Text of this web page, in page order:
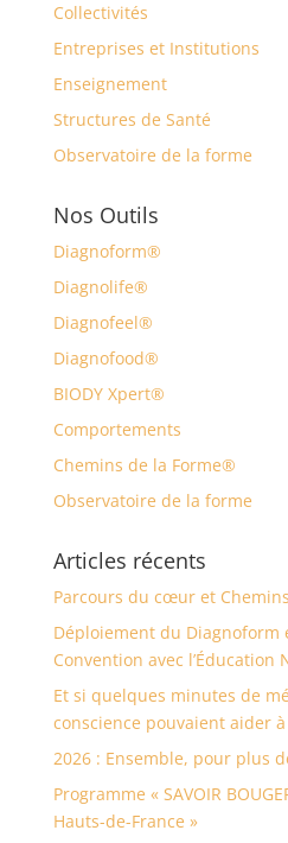
Collectivités
Entreprises et Institutions
Enseignement
Structures de Santé
Observatoire de la forme
Nos Outils
Diagnoform®
Diagnolife®
Diagnofeel®
Diagnofood®
BIODY Xpert®
Comportements
Chemins de la Forme®
Observatoire de la forme
Articles récents
Parcours du cœur et
Déploiement du Diagnoform
Convention avec l’Éducation
Et si quelques minutes de
conscience pouvaient aider
2026 : Ensemble, pour plus
Programme « SAVOIR
Hauts-de-France »